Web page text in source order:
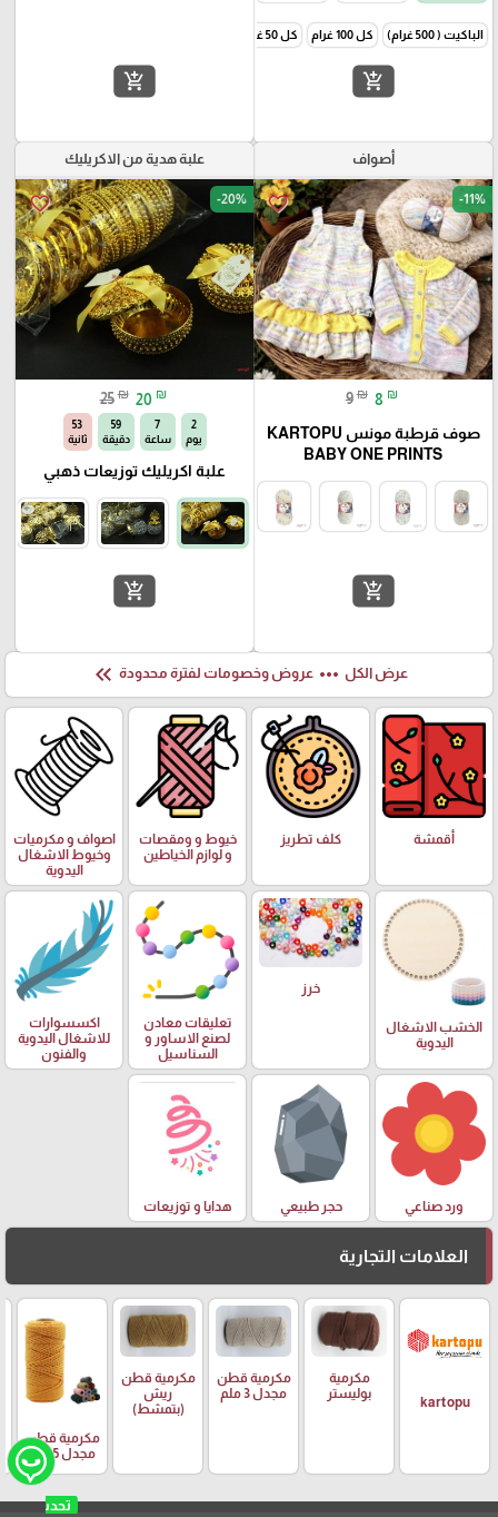
الباكيت ( 500 غرام) كل 100 غرام كل 50 غرام
add_shopping_cart
add_shopping_cart
أصواف
favorite_border -11%
9 ₪ 8 ₪
صوف قرطبة مونس KARTOPU
BABY ONE PRINTS
add_shopping_cart
علبة هدية من الاكريليك
favorite_border -20%
25 ₪ 20 ₪
2
يوم
7
ساعة
59
دقيقة
52
ثانية
علبة اكريليك توزيعات ذهبي
add_shopping_cart
عرض الكل more_horiz عروض وخصومات لفترة محدودة keyboard_double_arrow_left
أقمشة كلف تطريز
خيوط و ومقصات
و لوازم الخياطين
اصواف و مكرميات
وخيوط الاشغال
اليدوية
الخشب الاشغال
اليدوية
خرز
تعليقات معادن
لصنع الاساور و
السناسيل
اكسسوارات
للاشغال اليدوية
والفنون
ورد صناعي حجر طبيعي هدايا و توزيعات
العلامات التجارية
kartopu
مكرمية
بوليستر
مكرمية قطن
مجدل 3 ملم
مكرمية قطن
ريش
(بتمشط)
مكرمية قطن
مجدل 5 ملم